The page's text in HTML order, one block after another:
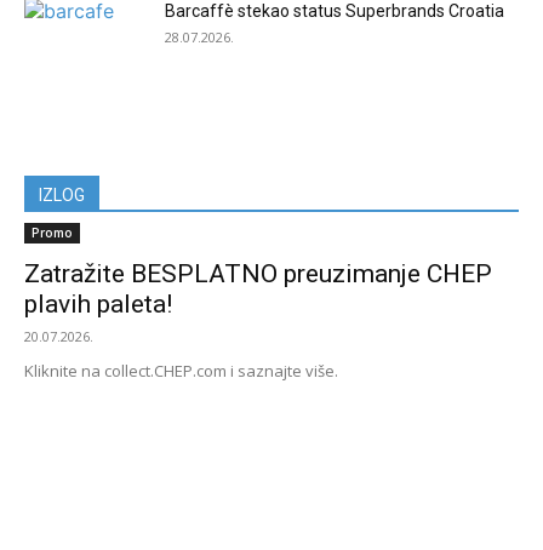
Barcaffè stekao status Superbrands Croatia
28.07.2026.
IZLOG
Promo
Zatražite BESPLATNO preuzimanje CHEP
plavih paleta!
20.07.2026.
Kliknite na collect.CHEP.com i saznajte više.